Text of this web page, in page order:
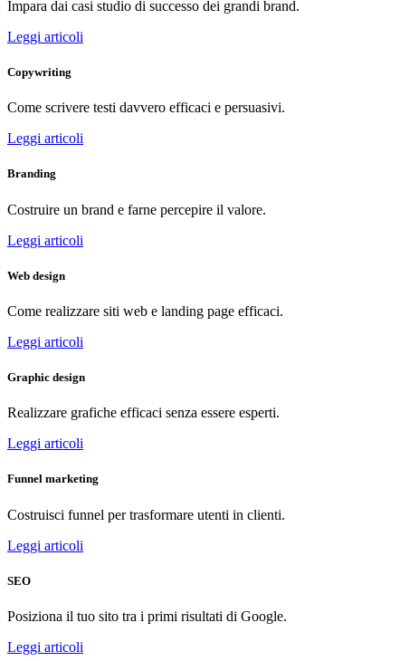
Impara dai casi studio di successo dei grandi brand.
Leggi articoli
Copywriting
Come scrivere testi davvero efficaci e persuasivi.
Leggi articoli
Branding
Costruire un brand e farne percepire il valore.
Leggi articoli
Web design
Come realizzare siti web e landing page efficaci.
Leggi articoli
Graphic design
Realizzare grafiche efficaci senza essere esperti.
Leggi articoli
Funnel marketing
Costruisci funnel per trasformare utenti in clienti.
Leggi articoli
SEO
Posiziona il tuo sito tra i primi risultati di Google.
Leggi articoli